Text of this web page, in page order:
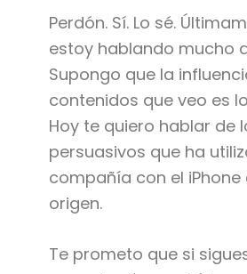
Perdón. Sí. Lo sé.
estoy hablando mucho
Supongo que la
contenidos que veo es
Hoy te quiero hablar de
persuasivos que ha
compañía con el iPhone
origen.
Te prometo que si